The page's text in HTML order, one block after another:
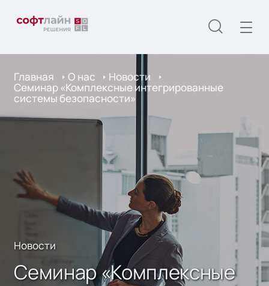
Главная О нас Новости
Cеминар «Комплексные интегрированные
системы безопасности»
Новости
Cеминар «Комплексные